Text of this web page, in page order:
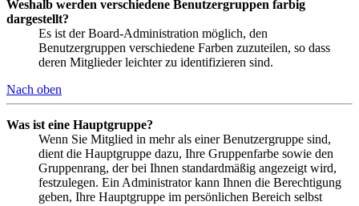
Weshalb werden verschiedene Benutzergruppen farbig
dargestellt?
Es ist der Board-Administration möglich, den
Benutzergruppen verschiedene Farben zuzuteilen, so dass
deren Mitglieder leichter zu identifizieren sind.
Nach oben
Was ist eine Hauptgruppe?
Wenn Sie Mitglied in mehr als einer Benutzergruppe sind,
dient die Hauptgruppe dazu, Ihre Gruppenfarbe sowie den
Gruppenrang, der bei Ihnen standardmäßig angezeigt wird,
festzulegen. Ein Administrator kann Ihnen die Berechtigung
geben, Ihre Hauptgruppe im persönlichen Bereich selbst